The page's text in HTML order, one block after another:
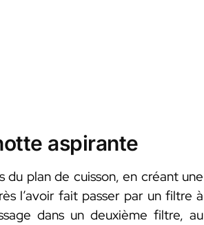
aspirante
plan de cuisson, en créant une
l’avoir fait passer par un filtre à
dans un deuxième filtre, au